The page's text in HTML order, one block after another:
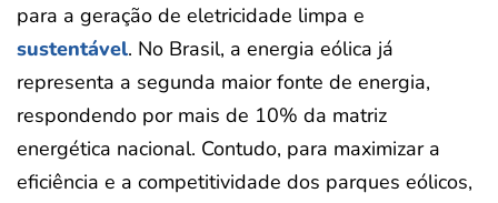
para a geração de eletricidade limpa e
sustentável. No Brasil, a energia eólica já
representa a segunda maior fonte de energia,
respondendo por mais de 10% da matriz
energética nacional. Contudo, para maximizar a
eficiência e a competitividade dos parques eólicos,